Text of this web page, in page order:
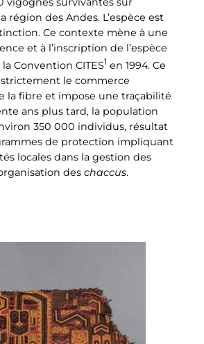
région des Andes. L’espèce est
Ce contexte mène à une
et à l’inscription de l’espèce
la Convention CITES1 en 1994. Ce
le commerce
la fibre et impose une traçabilité
ans plus tard, la population
350 000 individus, résultat
de protection impliquant
locales dans la gestion des
des chaccus.